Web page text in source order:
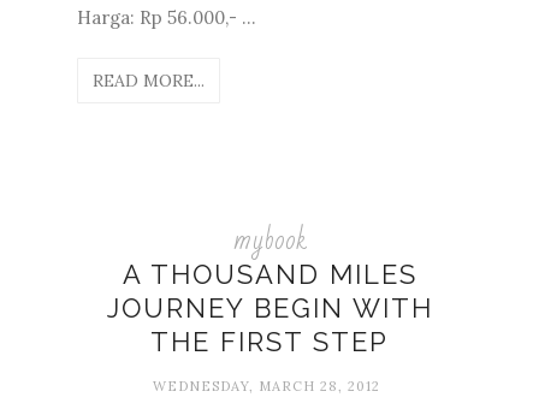
Harga: Rp 56.000,- ...
READ MORE...
mybook
A THOUSAND MILES
JOURNEY BEGIN WITH
THE FIRST STEP
WEDNESDAY, MARCH 28, 2012